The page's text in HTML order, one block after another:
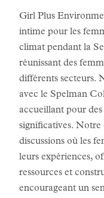
Girl Plus
intime pour les
climat pendant la
réunissant des
différents secteurs.
avec le Spelman
accueillant pour
significatives. Notre
discussions où les
leurs expériences,
ressources et
encourageant un